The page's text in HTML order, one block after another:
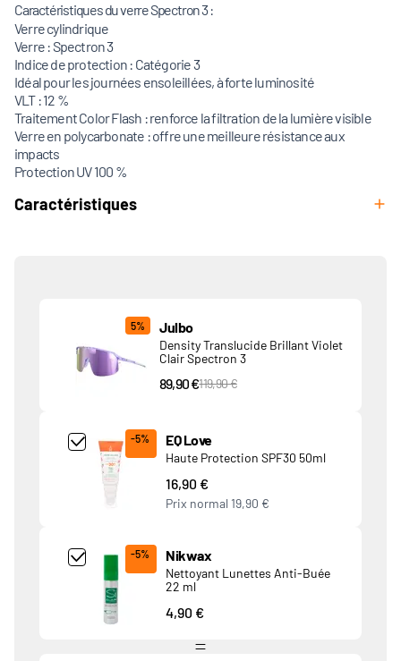
Caractéristiques du verre Spectron 3 :
Verre cylindrique
Verre : Spectron 3
Indice de protection : Catégorie 3
Idéal pour les journées ensoleillées, à forte luminosité
VLT : 12 %
Traitement Color Flash : renforce la filtration de la lumière visible
Verre en polycarbonate : offre une meilleure résistance aux
impacts
Protection UV 100 %
Caractéristiques
5% Julbo
Density Translucide Brillant Violet
Clair Spectron 3
89,90 €PVC Price
119,90 €
Add Product MjQ4MTk= undefined
-5% EQ Love
Haute Protection SPF30 50ml
16,90 €
Prix normal 19,90 €
Add Product MjkwNDA= undefined
-5% Nikwax
Nettoyant Lunettes Anti-Buée
22 ml
4,90 €